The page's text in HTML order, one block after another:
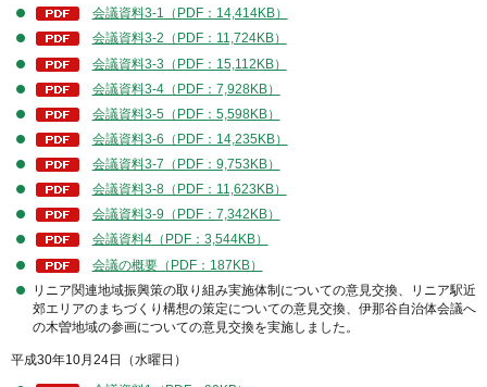
会議資料3-1（PDF：14,414KB）
会議資料3-2（PDF：11,724KB）
会議資料3-3（PDF：15,112KB）
会議資料3-4（PDF：7,928KB）
会議資料3-5（PDF：5,598KB）
会議資料3-6（PDF：14,235KB）
会議資料3-7（PDF：9,753KB）
会議資料3-8（PDF：11,623KB）
会議資料3-9（PDF：7,342KB）
会議資料4（PDF：3,544KB）
会議の概要（PDF：187KB）
リニア関連地域振興策の取り組み実施体制についての意見交換、リニア駅近
郊エリアのまちづくり構想の策定についての意見交換、伊那谷自治体会議へ
の木曽地域の参画についての意見交換を実施しました。
平成30年10月24日（水曜日）